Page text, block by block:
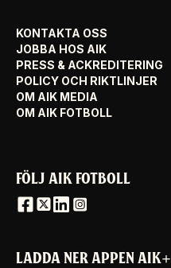
KONTAKTA OSS
JOBBA HOS AIK
PRESS & ACKREDITERING
POLICY OCH RIKTLINJER
OM AIK MEDIA
OM AIK FOTBOLL
FÖLJ AIK FOTBOLL
LADDA NER APPEN AIK+